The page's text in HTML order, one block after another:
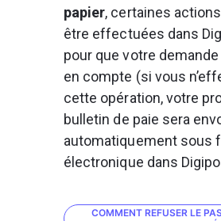
papier, certaines
être effectuées dans
pour que votre
en compte (si vous
cette opération, votre
bulletin de paie sera
automatiquement sous
électronique dans
COMMENT REFUSER LE